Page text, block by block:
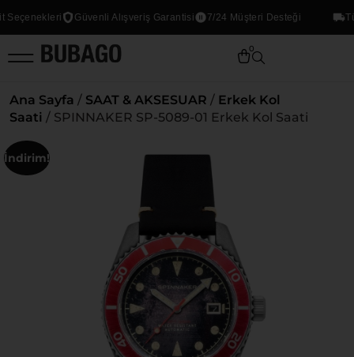
Güvenli Alışveriş Garantisi 7/24 Müşteri Desteği
0
Ana Sayfa / SAAT & AKSESUAR / Erkek Kol
Saati / SPINNAKER SP-5089-01 Erkek Kol Saati
İndirim!